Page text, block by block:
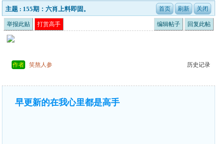
主题 : 155期：六肖上料即固。
举报此贴 打赏高手 编辑帖子 回复此帖
作者 笑熬人参 历史记录
早更新的在我心里都是高手